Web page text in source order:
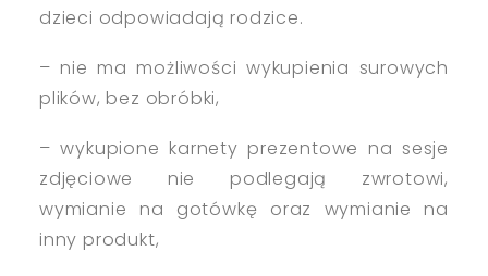
dzieci odpowiadają rodzice.
– nie ma możliwości wykupienia surowych
plików, bez obróbki,
– wykupione karnety prezentowe na sesje
zdjęciowe nie podlegają zwrotowi,
wymianie na gotówkę oraz wymianie na
inny produkt,